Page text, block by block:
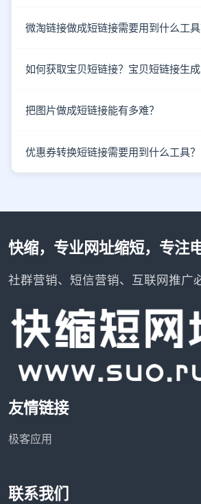
微淘链接做成短链接需要用到什么工具
如何获取宝贝短链接？宝贝短链接生
把图片做成短链接能有多难？
优惠券转换短链接需要用到什么工具？
快缩，专业网址缩短，专注
社群营销、短信营销、互联网推广
友情链接
极客应用
联系我们